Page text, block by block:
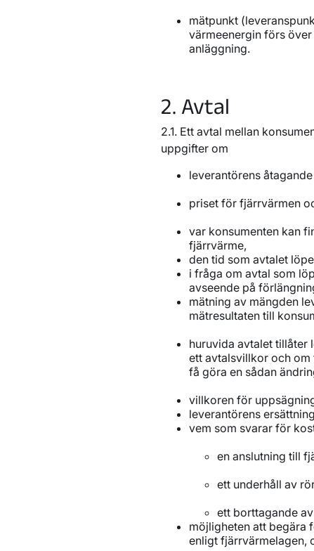
mätpunkt
värmeenergin förs
anläggning.
2. Avtal
2.1. Ett avtal mellan
uppgifter om
leverantörens
priset för fjärrvärmen
var konsumenten kan
fjärrvärme,
den tid som avtalet
i fråga om avtal som
avseende på
mätning av mängden
mätresultaten till
huruvida avtalet tillåter
ett avtalsvillkor och
få göra en sådan
villkoren för
leverantörens
vem som svarar för
en anslutning till
ett underhåll av
ett borttagande
möjligheten att begära
enligt fjärrvärmelagen,